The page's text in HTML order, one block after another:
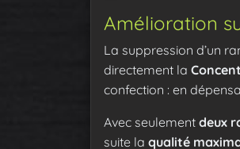
Amélioration
La suppression d’un
directement la
confection : en
Avec seulement deux
suite la qualité